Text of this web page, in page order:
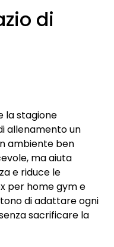
di
la stagione
allenamento un
ambiente ben
ma aiuta
e riduce le
per home gym e
di adattare ogni
sacrificare la